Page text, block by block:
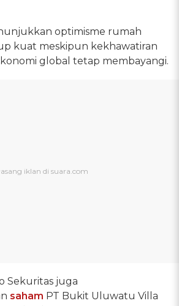
optimisme rumah
kuat meskipun kekhawatiran
global tetap membayangi.
Sekuritas juga
saham PT Bukit Uluwatu Villa